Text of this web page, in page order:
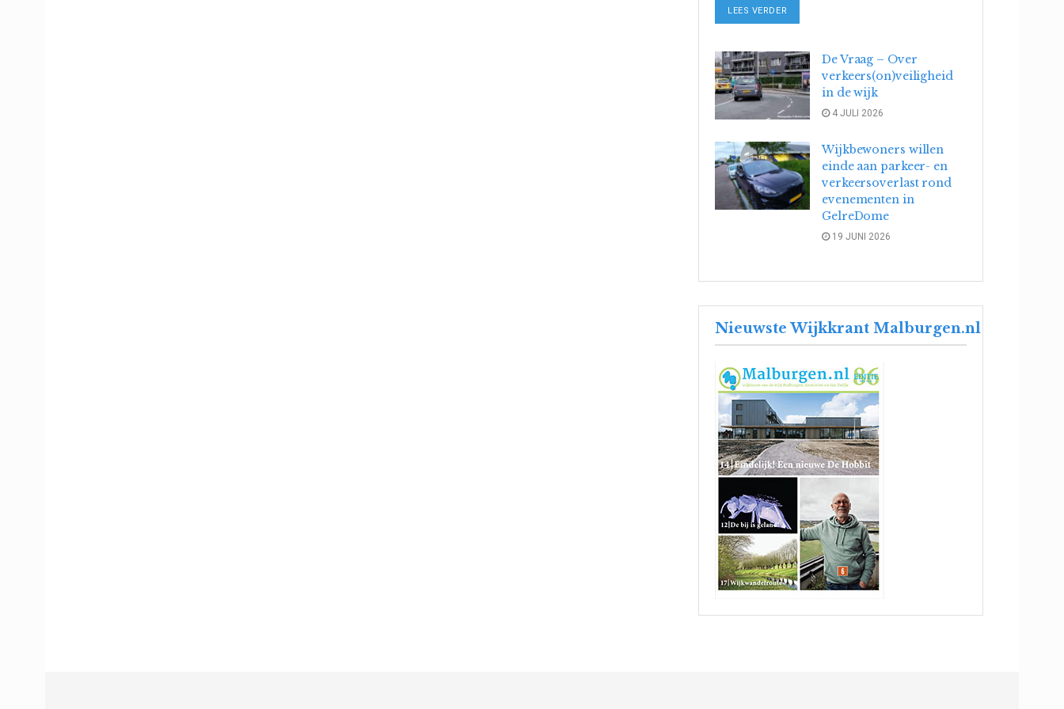
LEES VERDER
De Vraag – Over
verkeers(on)veiligheid
in de wijk
4 JULI 2026
Wijkbewoners willen
einde aan parkeer- en
verkeersoverlast rond
evenementen in
GelreDome
19 JUNI 2026
Nieuwste Wijkkrant Malburgen.nl